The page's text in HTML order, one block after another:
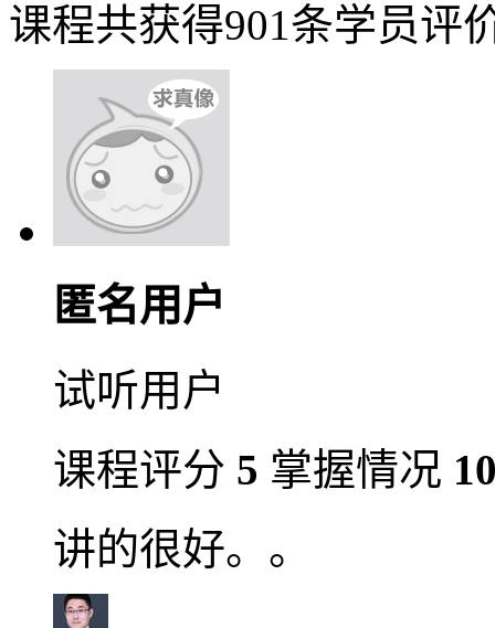
课程共获得901条学员评
匿名用户
试听用户
课程评分 5 掌握情况
讲的很好。。